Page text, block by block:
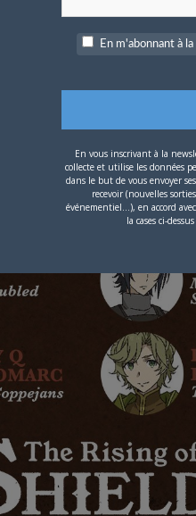
En m'abonnant à
En vous inscrivant à la
collecte et utilise les données
dans le but de vous envoyer
recevoir (nouvelles
événementiel...), en accord avec
la cases ci-